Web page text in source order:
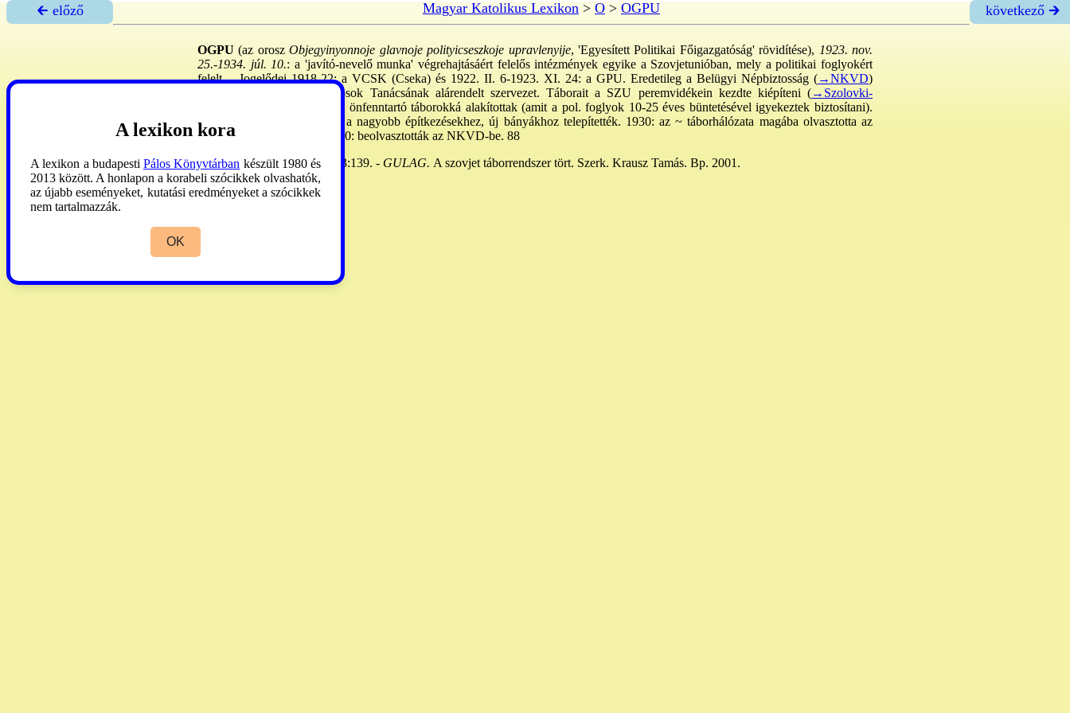
🡰 előző Magyar Katolikus Lexikon> O> OGPU következő 🡲
OGPU (az oroszObjegyinyonnoje glavnoje polityicseszkoje upravlenyije, 'Egyesített Politikai Főigazgatóság' rövidítése), 1923. nov.
25.-1934. júl. 10.: a 'javító-nevelő munka' végrehajtásáért felelős intézmények egyike a Szovjetunióban, mely a politikai foglyokért
felelt. - Jogelődei 1918-22: a VCSK (Cseka) és 1922. II. 6-1923. XI. 24: a GPU. Eredetileg a Belügyi Népbiztosság (→NKVD)
alosztálya, majd a Népbiztosok Tanácsának alárendelt szervezet. Táborait a SZU peremvidékein kezdte kiépíteni (→Szolovki-
), melyeket 1924-27: önfenntartó táborokká alakítottak (amit a pol. foglyok 10-25 éves büntetésével igyekeztek biztosítani).
1930-as évektől a táborokat a nagyobb építkezésekhez, új bányákhoz telepítették. 1930: az ~ táborhálózata magába olvasztotta az
NKVD táborait. 1934. VII. 10: beolvasztották az NKVD-be. 88
SzolzsenyicinI. - Dupka1993:139. - GULAG. A szovjet táborrendszer tört. Szerk. Krausz Tamás. Bp. 2001.
A lexikon kora
A lexikon a budapesti Pálos Könyvtárban készült 1980 és
2013 között. A honlapon a korabeli szócikkek olvashatók,
az újabb eseményeket, kutatási eredményeket a szócikkek
nem tartalmazzák.
OK